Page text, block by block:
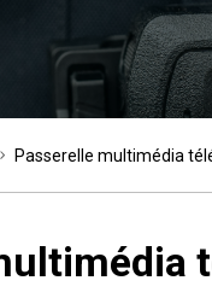
Passerelle multimédia